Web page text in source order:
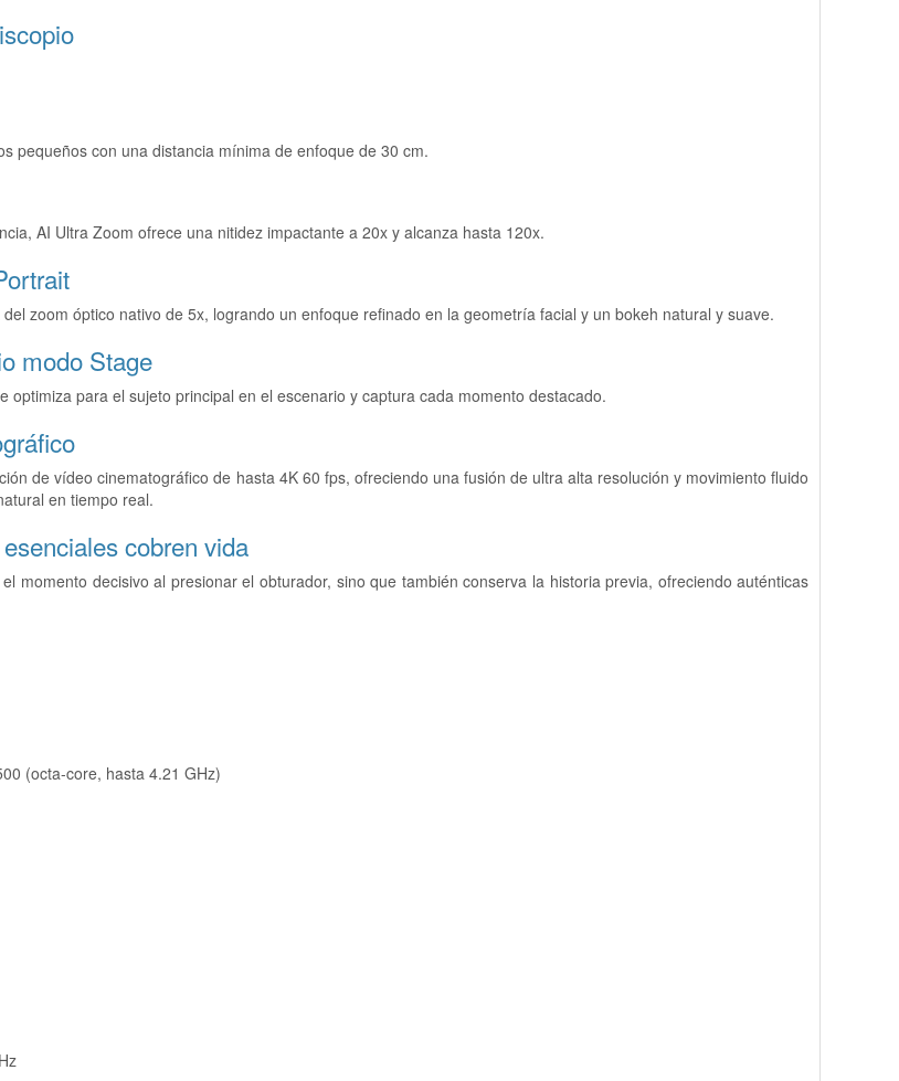
pequeños con una distancia mínima de enfoque de 30 cm.
AI Ultra Zoom ofrece una nitidez impactante a 20x y alcanza hasta 120x.
zoom óptico nativo de 5x, logrando un enfoque refinado en la geometría facial y un bokeh natural y suave.
modo Stage
optimiza para el sujeto principal en el escenario y captura cada momento destacado.
de vídeo cinematográfico de hasta 4K 60 fps, ofreciendo una fusión de ultra alta resolución y movimiento fluido
en tiempo real.
cobren vida
momento decisivo al presionar el obturador, sino que también conserva la historia previa, ofreciendo auténticas
(octa-core, hasta 4.21 GHz)